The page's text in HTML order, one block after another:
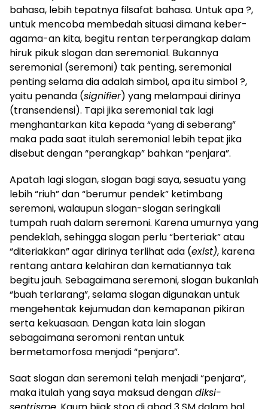
bahasa, lebih tepatnya filsafat bahasa. Untuk apa ?,
untuk mencoba membedah situasi dimana keber-
agama-an kita, begitu rentan terperangkap dalam
hiruk pikuk slogan dan seremonial. Bukannya
seremonial (seremoni) tak penting, seremonial
penting selama dia adalah simbol, apa itu simbol ?,
yaitu penanda (signifier) yang melampaui dirinya
(transendensi). Tapi jika seremonial tak lagi
menghantarkan kita kepada “yang di seberang”
maka pada saat itulah seremonial lebih tepat jika
disebut dengan “perangkap” bahkan “penjara”.
Apatah lagi slogan, slogan bagi saya, sesuatu yang
lebih “riuh” dan “berumur pendek” ketimbang
seremoni, walaupun slogan-slogan seringkali
tumpah ruah dalam seremoni. Karena umurnya yang
pendeklah, sehingga slogan perlu “berteriak” atau
“diteriakkan” agar dirinya terlihat ada (exist), karena
rentang antara kelahiran dan kematiannya tak
begitu jauh. Sebagaimana seremoni, slogan bukanlah
“buah terlarang”, selama slogan digunakan untuk
mengehentak kejumudan dan kemapanan pikiran
serta kekuasaan. Dengan kata lain slogan
sebagaimana seromoni rentan untuk
bermetamorfosa menjadi “penjara”.
Saat slogan dan seremoni telah menjadi “penjara”,
maka itulah yang saya maksud dengandiksi-